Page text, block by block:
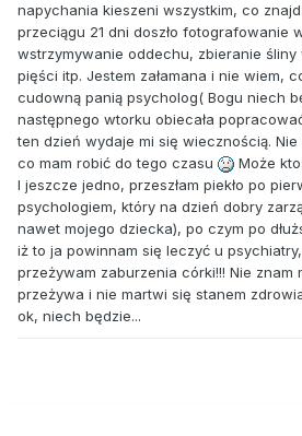
napychania kieszeni wszystkim, co
przeciągu 21 dni doszło fotografowanie
wstrzymywanie oddechu, zbieranie
pięści itp. Jestem załamana i nie wiem,
cudowną panią psycholog( Bogu niech
następnego wtorku obiecała
ten dzień wydaje mi się wiecznością.
co mam robić do tego czasu
Może
I jeszcze jedno, przeszłam piekło po
psychologiem, który na dzień dobry
nawet mojego dziecka), po czym po
iż to ja powinnam się leczyć u
przeżywam zaburzenia córki!!! Nie znam
przeżywa i nie martwi się stanem
ok, niech będzie...